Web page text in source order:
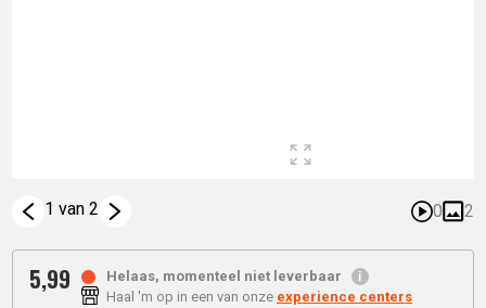
1 van 2 0 2
5,99
Helaas, momenteel niet leverbaar
Haal 'm op in een van onze experience centers